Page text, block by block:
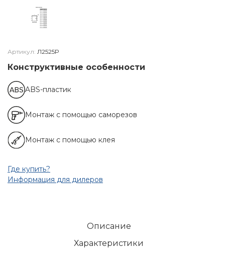
Артикул: Л2525Р
Конструктивные особенности
ABS-пластик
Монтаж с помощью саморезов
Монтаж с помощью клея
Где купить?
Информация для дилеров
Описание
Характеристики